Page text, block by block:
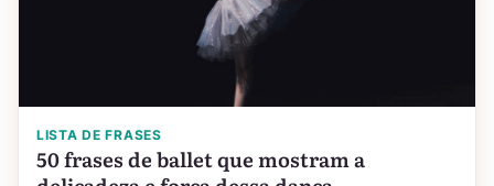
LISTA DE FRASES
50 frases de ballet que mostram a